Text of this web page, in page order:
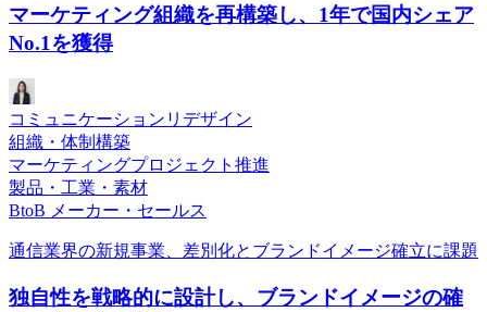
マーケティング組織を再構築し、1年で国内シェア
No.1を獲得
コミュニケーションリデザイン
組織・体制構築
マーケティングプロジェクト推進
製品・工業・素材
BtoB メーカー・セールス
通信業界の新規事業、差別化とブランドイメージ確立に課題
独自性を戦略的に設計し、ブランドイメージの確